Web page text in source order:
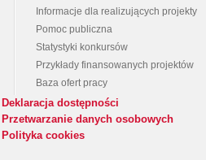
Informacje dla realizujących projekty
Pomoc publiczna
Statystyki konkursów
Przykłady finansowanych projektów
Baza ofert pracy
Deklaracja dostępności
Przetwarzanie danych osobowych
Polityka cookies